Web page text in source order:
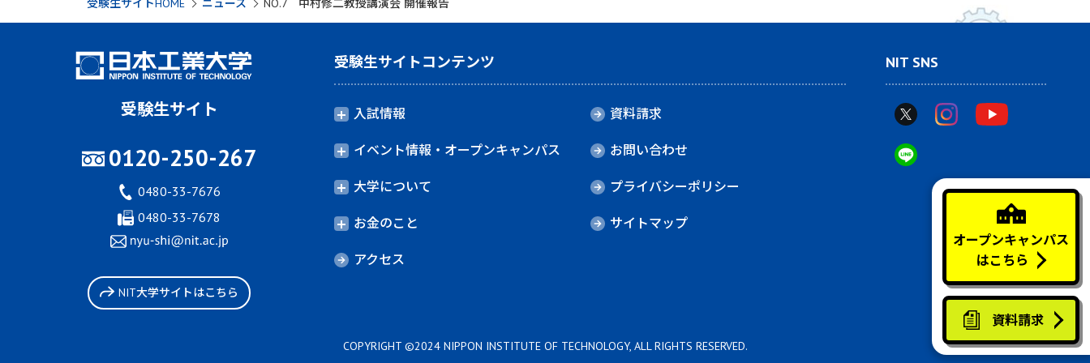
受験生サイトHOME ニュース NO.7 中村修二教授講演会 開催報告
オープンキャンパス
はこちら
資料請求
受験生サイトコンテンツ
入試情報
イベント情報・オープンキャンパス
大学について
お金のこと
アクセス
資料請求
お問い合わせ
プライバシーポリシー
サイトマップ
NIT SNS
受験生サイト
0120-250-267
0480-33-7676
0480-33-7678
NIT大学サイトはこちら
COPYRIGHT ©2024 NIPPON INSTITUTE OF TECHNOLOGY, ALL RIGHTS RESERVED.